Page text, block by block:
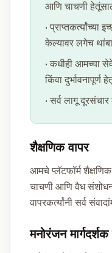
आणि चाचणी
• प्राप्तकर्त्यांच्या
केल्यावर लगेच थांबा
• कधीही आमच्या
किंवा
• सर्व लागू
शैक्षणिक वापर
आमचे प्लॅटफॉर्म
चाचणी आणि वैध
वापरकर्त्यांनी सर्व
मनोरंजन मार्गदर्शक